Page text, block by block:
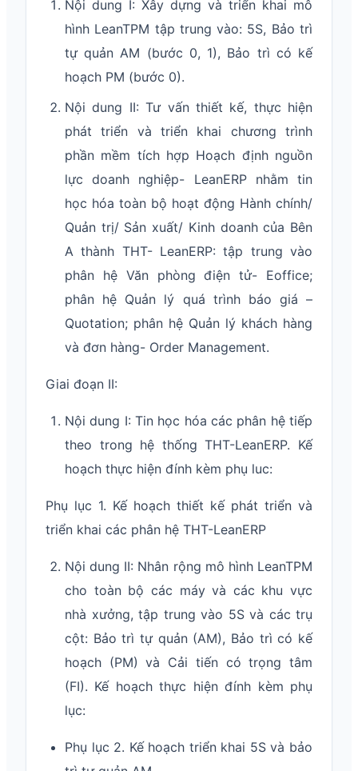
Nội dung I: Xây dựng và triển khai mô
hình LeanTPM tập trung vào: 5S, Bảo trì
tự quản AM (bước 0, 1), Bảo trì có kế
hoạch PM (bước 0).
Nội dung II: Tư vấn thiết kế, thực hiện
phát triển và triển khai chương trình
phần mềm tích hợp Hoạch định nguồn
lực doanh nghiệp- LeanERP nhằm tin
học hóa toàn bộ hoạt động Hành chính/
Quản trị/ Sản xuất/ Kinh doanh của Bên
A thành THT- LeanERP: tập trung vào
phân hệ Văn phòng điện tử- Eoffice;
phân hệ Quản lý quá trình báo giá –
Quotation; phân hệ Quản lý khách hàng
và đơn hàng- Order Management.
Giai đoạn II:
Nội dung I: Tin học hóa các phân hệ tiếp
theo trong hệ thống THT-LeanERP. Kế
hoạch thực hiện đính kèm phụ luc:
Phụ lục 1. Kế hoạch thiết kế phát triển và
triển khai các phân hệ THT-LeanERP
Nội dung II: Nhân rộng mô hình LeanTPM
cho toàn bộ các máy và các khu vực
nhà xưởng, tập trung vào 5S và các trụ
cột: Bảo trì tự quản (AM), Bảo trì có kế
hoạch (PM) và Cải tiến có trọng tâm
(FI). Kế hoạch thực hiện đính kèm phụ
lục:
Phụ lục 2. Kế hoạch triển khai 5S và bảo